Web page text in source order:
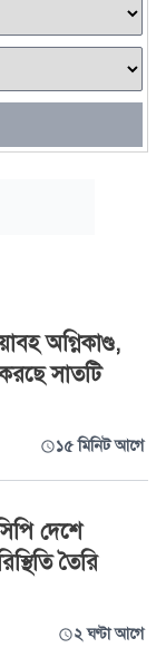
অগ্নিকাণ্ড,
সাতটি
১৫ মিনিট আগে
দেশে
তৈরি
২ ঘণ্টা আগে